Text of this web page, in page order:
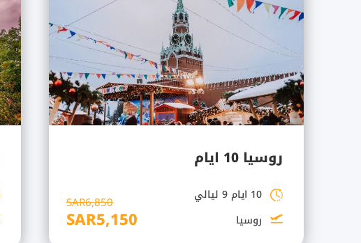
روسيا 10 ايام
SAR6,850
SAR5,150
10 ايام 9 ليالي
روسيا